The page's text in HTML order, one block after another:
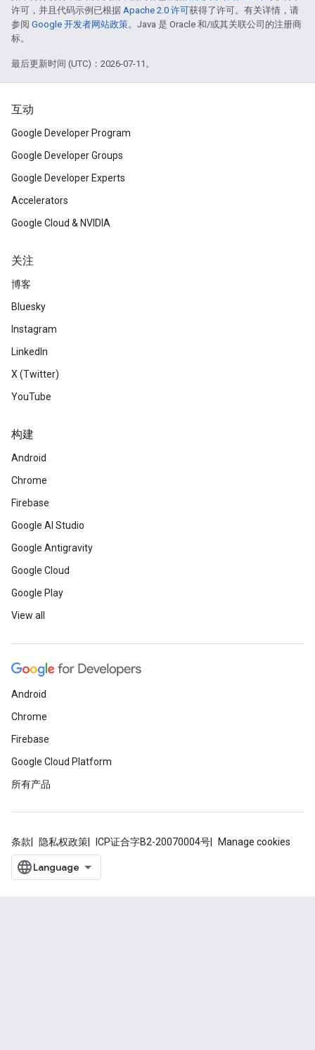
许可，并且代码示例已根据 Apache 2.0 许可获得了许可。有关详情，请
参阅 Google 开发者网站政策。Java 是 Oracle 和/或其关联公司的注册商
标。
最后更新时间 (UTC)：2026-07-11。
互动
Google Developer Program
Google Developer Groups
Google Developer Experts
Accelerators
Google Cloud & NVIDIA
关注
博客
Bluesky
Instagram
LinkedIn
X (Twitter)
YouTube
构建
Android
Chrome
Firebase
Google AI Studio
Google Antigravity
Google Cloud
Google Play
View all
Android
Chrome
Firebase
Google Cloud Platform
所有产品
条款 隐私权政策 ICP证合字B2-20070004号 Manage cookies